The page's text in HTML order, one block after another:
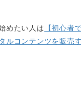
めたい人は 【初心者
ルコンテンツを販売